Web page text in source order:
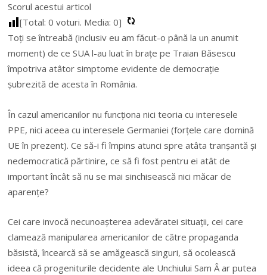
Scorul acestui articol
[Total:0 voturi. Media:0]
Toți se întreabă (inclusiv eu am făcut-o până la un anumit
moment) de ce SUA l-au luat în brațe pe Traian Băsescu
împotriva atâtor simptome evidente de democrație
șubrezită de acesta în România.
În cazul americanilor nu funcționa nici teoria cu interesele
PPE, nici aceea cu interesele Germaniei (forțele care domină
UE în prezent). Ce să-i fi împins atunci spre atâta tranșantă și
nedemocratică părtinire, ce să fi fost pentru ei atât de
important încât să nu se mai sinchisească nici măcar de
aparențe?
Cei care invocă necunoașterea adevăratei situații, cei care
clamează manipularea americanilor de către propaganda
băsistă, încearcă să se amăgească singuri, să ocolească
ideea că progeniturile decidente ale Unchiului Sam Â ar putea